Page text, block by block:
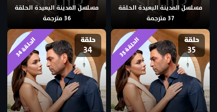
مسلسل المدينة البعيدة الحلقة
37 مترجمة
مسلسل المدينة البعيدة الحلقة
36 مترجمة
حلقة
35 ا
ل
ح
ل
ق
ة
3
5 حلقة
34 ا
ل
ح
ل
ق
ة
3
4